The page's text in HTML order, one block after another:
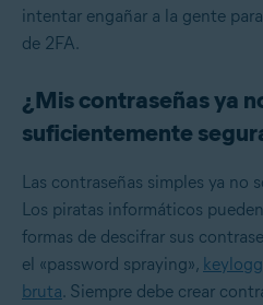
intentar engañar a la gente
de 2FA.
¿Mis contraseñas ya
suficientemente
Las contraseñas simples ya no
Los piratas informáticos
formas de descifrar sus
el «password spraying»,
bruta. Siempre debe crear